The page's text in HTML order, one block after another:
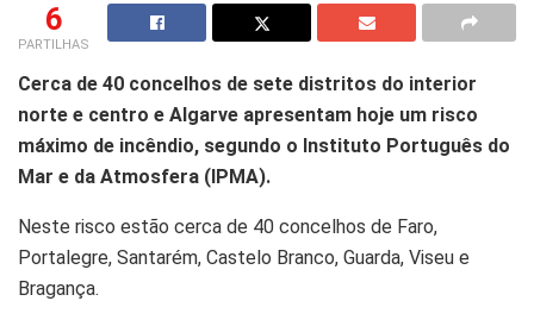
6
PARTILHAS
Cerca de 40 concelhos de sete distritos do interior
norte e centro e Algarve apresentam hoje um risco
máximo de incêndio, segundo o Instituto Português do
Mar e da Atmosfera (IPMA).
Neste risco estão cerca de 40 concelhos de Faro,
Portalegre, Santarém, Castelo Branco, Guarda, Viseu e
Bragança.